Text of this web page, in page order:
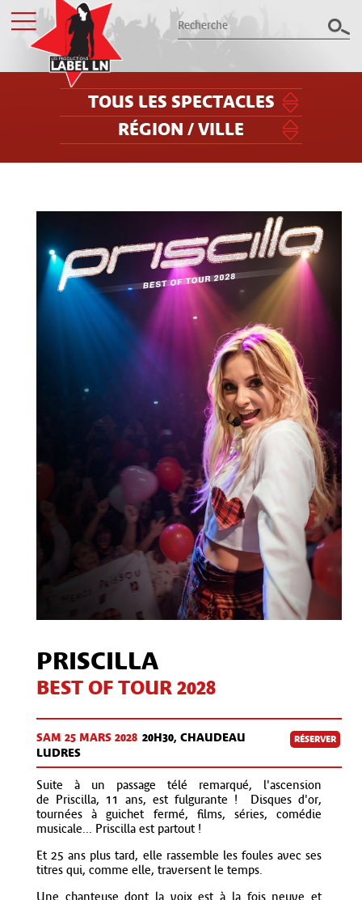
présentent le meilleur des spectacles
Billetterie
Groupes / CSE
Label LN
Archives
S'inscrire à notre Newsletter
Mon compte Client /
Mon compte CSE
Mentions légales
TOUS LES SPECTACLES
RÉGION / VILLE
PRISCILLA
BEST OF TOUR 2028
SAM 25 MARS 2028 20H30, CHAUDEAU
LUDRES
RÉSERVER
Suite à un passage télé remarqué, l'ascension
de
Priscilla, 11 ans, est fulgurante ! Disques d'or,
tournées à guichet fermé, films, séries, comédie
musicale... Priscilla est partout !
Et 25 ans plus tard, elle rassemble les foules avec ses
titres qui, comme elle, traversent le temps.